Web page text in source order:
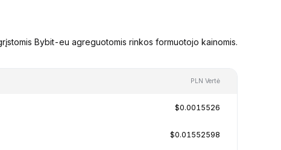
Bybit-eu agreguotomis rinkos formuotojo kainomis.
PLN Vertė
$0.0015526
$0.01552598